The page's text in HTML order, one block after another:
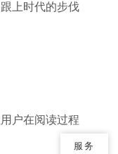
上时代的步伐
户在阅读过程
服务